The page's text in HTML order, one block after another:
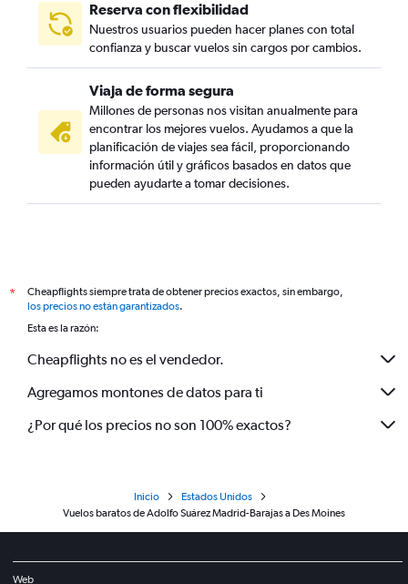
Reserva con flexibilidad
Nuestros usuarios pueden hacer planes con total
confianza y buscar vuelos sin cargos por cambios.
Viaja de forma segura
Millones de personas nos visitan anualmente para
encontrar los mejores vuelos. Ayudamos a que la
planificación de viajes sea fácil, proporcionando
información útil y gráficos basados en datos que
pueden ayudarte a tomar decisiones.
*
Cheapflights siempre trata de obtener precios exactos, sin embargo,
los precios no están garantizados.
Esta es la razón:
Cheapflights no es el vendedor.
Agregamos montones de datos para ti
¿Por qué los precios no son 100% exactos?
Inicio
Estados Unidos
Vuelos baratos de Adolfo Suárez Madrid-Barajas a Des Moines
Web